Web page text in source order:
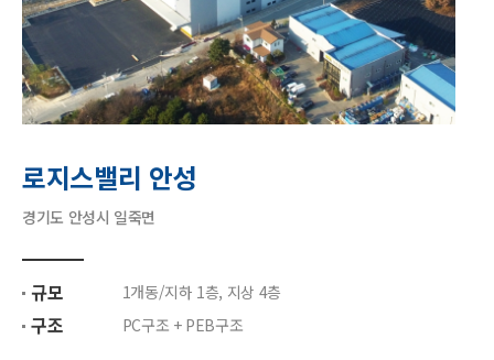
로지스밸리 안성
경기도 안성시 일죽면
규모 1개동/지하 1층, 지상 4층
구조 PC구조 + PEB구조